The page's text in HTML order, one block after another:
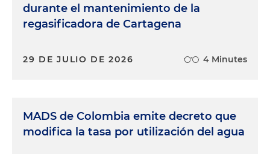
durante el mantenimiento de la
regasificadora de Cartagena
29 DE JULIO DE 2026 4 Minutes
MADS de Colombia emite decreto que
modifica la tasa por utilización del agua